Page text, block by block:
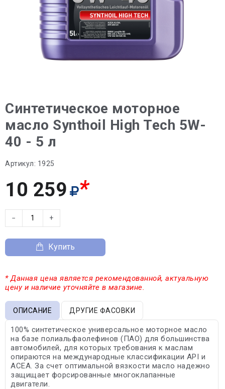
Синтетическое моторное
масло Synthoil High Tech 5W-
40 - 5 л
Артикул: 1925
10 259 *
− +
Купить
* Данная цена является рекомендованной, актуальную
цену и наличие уточняйте в магазине.
ОПИСАНИЕ ДРУГИЕ ФАСОВКИ
100% синтетическое универсальное моторное масло
на базе полиальфаолефинов (ПАО) для большинства
автомобилей, для которых требования к маслам
опираются на международные классификации API и
ACEA. За счет оптимальной вязкости масло надежно
защищает форсированные многоклапанные
двигатели.